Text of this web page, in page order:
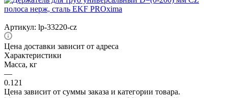
Артикул: lp-33220-cz
Цена доставки зависит от адреса
Характеристики
Масса, кг
—
0.121
Цена зависит от суммы заказа и категории товара.